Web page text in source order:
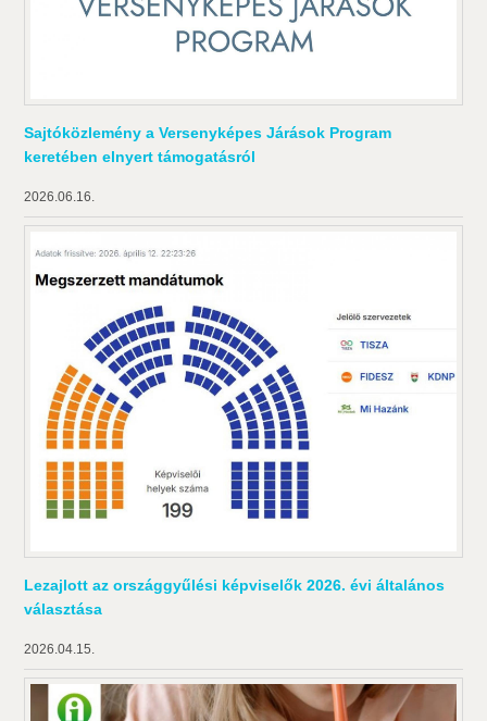
Sajtóközlemény a Versenyképes Járások Program
keretében elnyert támogatásról
2026.06.16.
Lezajlott az országgyűlési képviselők 2026. évi általános
választása
2026.04.15.